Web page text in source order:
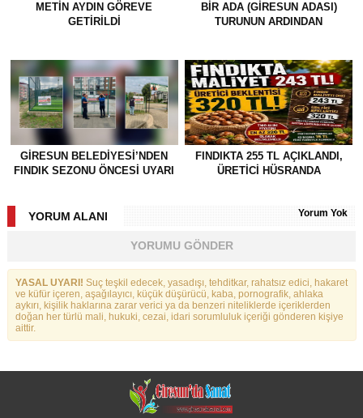
METİN AYDIN GÖREVE
GETİRİLDİ
BİR ADA (GİRESUN ADASI)
TURUNUN ARDINDAN
GİRESUN BELEDİYESİ’NDEN
FINDIK SEZONU ÖNCESİ UYARI
FINDIKTA 255 TL AÇIKLANDI,
ÜRETİCİ HÜSRANDA
YORUM ALANI Yorum Yok
YORUMU GÖNDER
YASAL UYARI! Suç teşkil edecek, yasadışı, tehditkar, rahatsız edici, hakaret
ve küfür içeren, aşağılayıcı, küçük düşürücü, kaba, pornografik, ahlaka
aykırı, kişilik haklarına zarar verici ya da benzeri niteliklerde içeriklerden
doğan her türlü mali, hukuki, cezai, idari sorumluluk içeriği gönderen kişiye
aittir.